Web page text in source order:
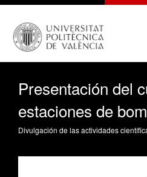
Presentación del
estaciones de